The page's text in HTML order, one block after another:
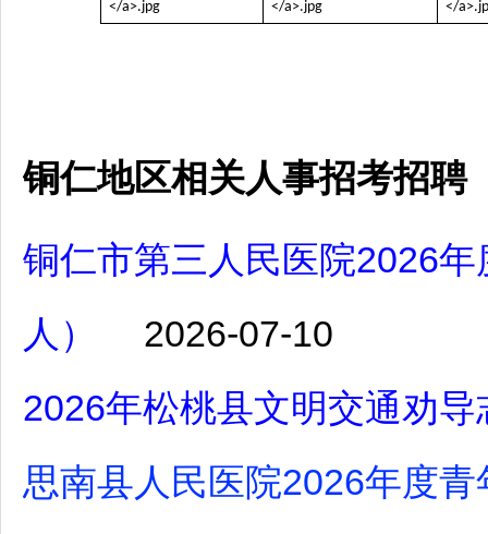
铜仁地区相关人事招考招聘
铜仁市第三人民医院2026
人）
2026-07-10
2026年松桃县文明交通劝
思南县人民医院2026年度